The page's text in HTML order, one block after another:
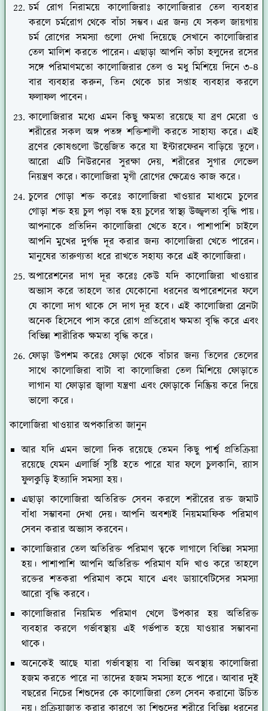
চর্ম রোগ নিরাময়ে কালোজিরাঃ কালোজিরার তেল ব্যবহার
করলে চর্মরোগ থেকে বাঁচা সম্ভব। এর জন্য যে সকল জায়গায়
চর্ম রোগের সমস্যা গুলো দেখা দিয়েছে সেখানে কালোজিরার
তেল মালিশ করতে পারেন। এছাড়া আপনি কাঁচা হলুদের রসের
সঙ্গে পরিমাণমতো কালোজিরার তেল ও মধু মিশিয়ে দিনে ৩-৪
বার ব্যবহার করুন, তিন থেকে চার সপ্তাহ ব্যবহার করলে
ফলাফল পাবেন।
কালোজিরার মধ্যে এমন কিছু ক্ষমতা রয়েছে যা ব্রণ মেরো ও
শরীরের সকল অঙ্গ পতঙ্গ শক্তিশালী করতে সাহায্য করে। এই
ব্রণের কোষগুলো উত্তেজিত করে যা ইন্টারফেরন বাড়িয়ে তুলে।
আরো এটি নিউরনের সুরক্ষা দেয়, শরীরের সুগার লেভেল
নিয়ন্ত্রণ করে। কালোজিরা মৃগী রোগের ক্ষেত্রেও কাজ করে।
চুলের গোড়া শক্ত করেঃ কালোজিরা খাওয়ার মাধ্যমে চুলের
গোড়া শক্ত হয় চুল পড়া বন্ধ হয় চুলের স্বাস্থ্য উজ্জ্বলতা বৃদ্ধি পায়।
আপনাকে প্রতিদিন কালোজিরা খেতে হবে। পাশাপাশি চাইলে
আপনি মুখের দুর্গন্ধ দূর করার জন্য কালোজিরা খেতে পারেন।
মানুষের তারুণ্যতা ধরে রাখতে সহায্য করে এই কালোজিরা।
অপারেশনের দাগ দূর করেঃ কেউ যদি কালোজিরা খাওয়ার
অভ্যাস করে তাহলে তার যেকোনো ধরনের অপারেশনের ফলে
যে কালো দাগ থাকে সে দাগ দূর হবে। এই কালোজিরা ব্রেনটা
অনেক হিসেবে পাস করে রোগ প্রতিরোধ ক্ষমতা বৃদ্ধি করে এবং
বিভিন্ন শারীরিক ক্ষমতা বৃদ্ধি করে।
ফোড়া উপশম করেঃ ফোড়া থেকে বাঁচার জন্য তিলের তেলের
সাথে কালোজিরা বাটা বা কালোজিরা তেল মিশিয়ে ফোড়াতে
লাগান যা ফোড়ার জ্বালা যন্ত্রণা এবং ফোড়াকে নিষ্ক্রিয় করে দিয়ে
ভালো করে।
কালোজিরা খাওয়ার অপকারিতা জানুন
আর যদি এমন ভালো দিক রয়েছে তেমন কিছু পার্শ্ব প্রতিক্রিয়া
রয়েছে যেমন এলার্জি সৃষ্টি হতে পারে যার ফলে চুলকানি, র‍্যাস
ফুলকুড়ি ইত্যাদি সমস্যা হয়।
এছাড়া কালোজিরা অতিরিক্ত সেবন করলে শরীরের রক্ত জমাট
বাঁধা সম্ভাবনা দেখা দেয়। আপনি অবশ্যই নিয়মমাফিক পরিমাণ
সেবন করার অভ্যাস করবেন।
কালোজিরার তেল অতিরিক্ত পরিমাণ ত্বকে লাগালে বিভিন্ন সমস্যা
হয়। পাশাপাশি আপনি অতিরিক্ত পরিমাণ যদি খাও করে তাহলে
রক্তের শতকরা পরিমাণ কমে যাবে এবং ডায়াবেটিসের সমস্যা
আরো বৃদ্ধি করবে।
কালোজিরার নিয়মিত পরিমাণ খেলে উপকার হয় অতিরিক্ত
ব্যবহার করলে গর্ভাবস্থায় এই গর্ভপাত হয়ে যাওয়ার সম্ভাবনা
থাকে।
অনেকেই আছে যারা গর্ভাবস্থায় বা বিভিন্ন অবস্থায় কালোজিরা
হজম করতে পারে না তাদের হজম সমস্যা হতে পারে। আবার দুই
বছরের নিচের শিশুদের কে কালোজিরা তেল সেবন করানো উচিত